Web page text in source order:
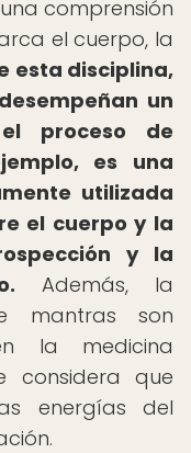
comprensión
el cuerpo, la
esta disciplina,
un
proceso de
es una
utilizada
el cuerpo y la
y la
Además, la
mantras son
la medicina
considera que
energías del